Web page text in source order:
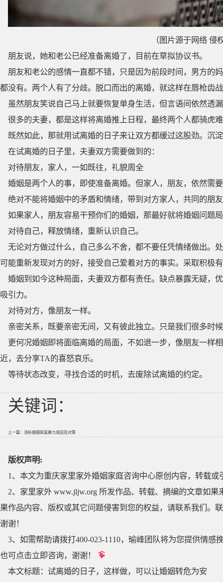
（图片源于网络 侵
朋友说，她和老公已经准备离婚了，目前在草拟协议书。
朋友和老公的感情一直都不错，只是因为前段时间，男方的
都没有。两个人有了分歧。脱口而出的离婚，就这样在唇枪齿
虽然朋友笑说自己马上就要恢复单身生活，但言语间依然透
很多的夫妻，都是这样将离婚推上日程，最终两个人都骑虎
既然如此，那就用试离婚的日子来让双方都缓过这股劲。沉
在试离婚的日子里，夫妻双方需要做到的：
对待朋友，家人，一如既往，礼貌周全
婚姻是两个人的事，即使准备离婚。但家人，朋友，依然需
绝对不能将婚姻中的矛盾和情绪，带到对方家人，共同的朋
如果家人，朋友容易干预你们的婚姻，那最好就将婚姻问题
对待自己，释放情绪，重新认识自己。
无论对方做过什么，自己多么不舍，都不要任凭情绪做出。
可能重新发现对方的好，接受自己爱着对方的事实。采取积极
婚姻到如今这种局面，夫妻双方都有责任。缺点暴露无疑，
吸引力。
对待对方，像朋友一样。
亲密关系，既要亲密无间，又有彼此独立。只是我们很多时
更何况婚姻即将面临离婚的局面，不如退一步，像朋友一样
近，去分享TA的喜怒哀乐。
等待状态改变，寻找合适的时机，去废除试离婚的约定。
关键词：
上一篇： 浅析婚姻家庭暴力成因及对策
版权声明:
1、本文为重庆家里家外婚姻家庭咨询中心原创内容，转载
2、家里家外 www.jljw.org 所发作品、转载、摘编的文章如
果作品内容、版权或其它问题侵害到您的权益，请联系我们。
谢谢！
3、如需帮助请拨打400-023-1110，瑜峰团队将为您提供情
也可点击立即咨询，谢谢！
本文标题： 试离婚的日子，这样做，可以让婚姻转危为安